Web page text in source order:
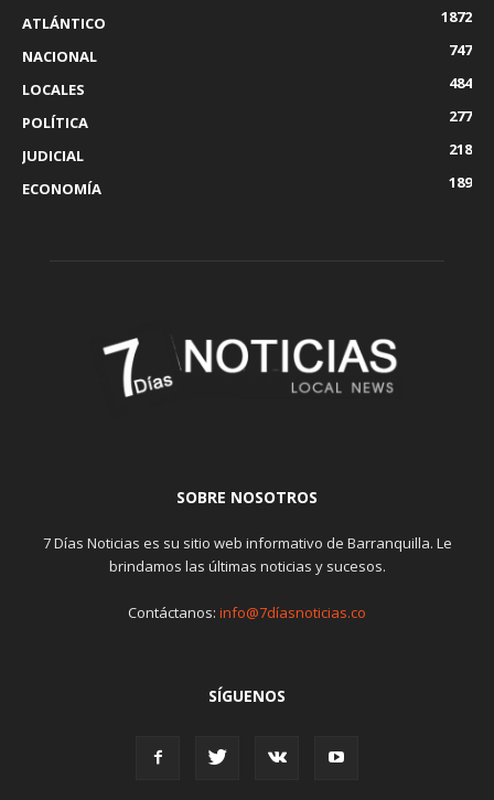
ATLÁNTICO
1872
NACIONAL
747
LOCALES
484
POLÍTICA
277
JUDICIAL
218
ECONOMÍA
189
SOBRE NOSOTROS
7 Días Noticias es su sitio web informativo de Barranquilla. Le
brindamos las últimas noticias y sucesos.
Contáctanos: info@7díasnoticias.co
SÍGUENOS